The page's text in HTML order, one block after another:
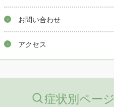
お問い合わせ
アクセス
症状別ページ